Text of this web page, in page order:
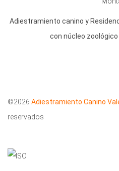
Adiestramiento canino y
con núcleo
©2026 Adiestramiento Canino
reservados